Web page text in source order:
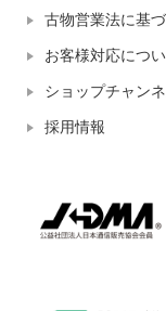
古物営業法に基
お客様対応につ
ショップチャン
採用情報